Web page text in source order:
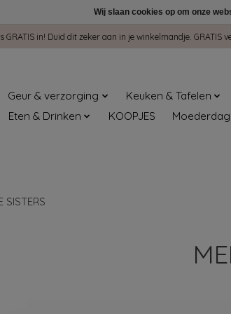
in! Duid dit zeker aan in je winkelmandje. GRATIS
Geur & verzorging Keuken & Tafelen
Eten & Drinken
KOOPJES Moederdag
SISTERS
Wij slaan cookies op om onze